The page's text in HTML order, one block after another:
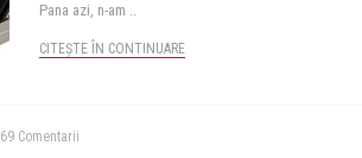
Pana azi, n-am ..
CITEȘTE ÎN CONTINUARE
69 Comentarii